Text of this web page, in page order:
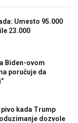
Umesto 95.000
23.000
Biden-ovom
poručuje da
kada Trump
dozvole